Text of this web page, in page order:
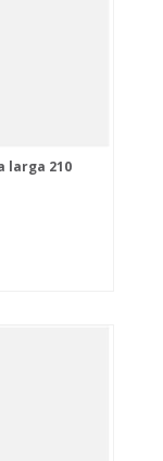
larga 210